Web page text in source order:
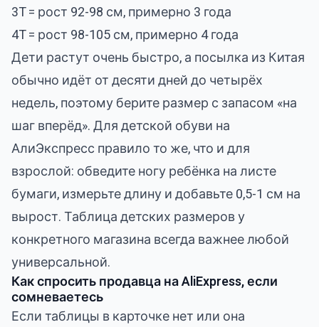
3T = рост 92-98 см, примерно 3 года
4T = рост 98-105 см, примерно 4 года
Дети растут очень быстро, а посылка из Китая
обычно идёт от десяти дней до четырёх
недель, поэтому берите размер с запасом «на
шаг вперёд». Для детской обуви на
АлиЭкспресс правило то же, что и для
взрослой: обведите ногу ребёнка на листе
бумаги, измерьте длину и добавьте 0,5-1 см на
вырост. Таблица детских размеров у
конкретного магазина всегда важнее любой
универсальной.
Как спросить продавца на AliExpress, если
сомневаетесь
Если таблицы в карточке нет или она